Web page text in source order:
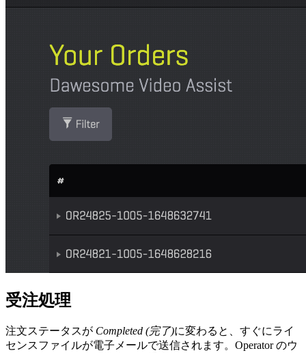
受注処理
注文ステータスが Completed (完了)に変わると、すぐにライ
センスファイルが電子メールで送信されます。 Operator のウ